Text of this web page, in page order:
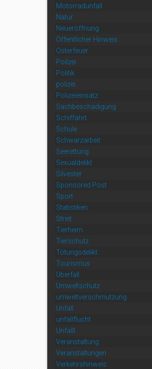
Motorradunfall
Natur
Neueröffnung
Öffentlicher Hinweis
Osterfeuer
Poilzei
Politik
polizei
Polizeieinsatz
Sachbeschädigung
Schiffahrt
Schule
Schwarzarbeit
Seerettung
Sexualdelikt
Silvester
Sponsored Post
Sport
Statistiken
Streit
Tierheim
Tierschutz
Tötungsdelikt
Tourismus
Überfall
Umweltschutz
umweltverschmutzung
Unfall
unfallflucht
Unfalll
Veranstaltung
Veranstaltungen
Verkehrshinweis